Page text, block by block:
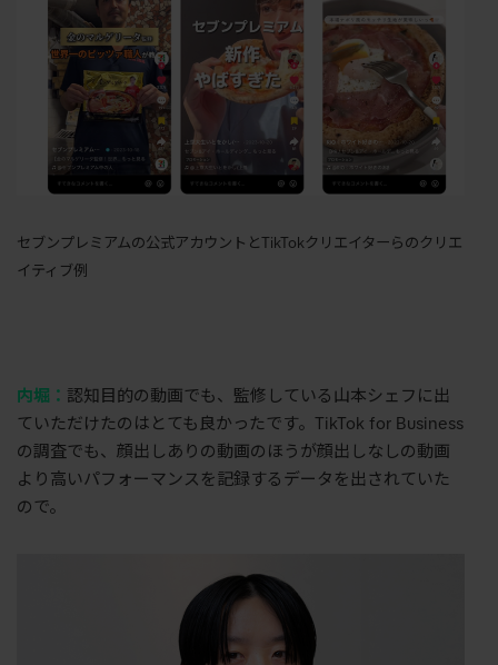
セブンプレミアムの公式アカウントとTikTokクリエイターらのクリエ
イティブ例
内堀： 認知目的の動画でも、監修している山本シェフに出
ていただけたのはとても良かったです。TikTok for Business
の調査でも、顔出しありの動画のほうが顔出しなしの動画
より高いパフォーマンスを記録するデータを出されていた
ので。